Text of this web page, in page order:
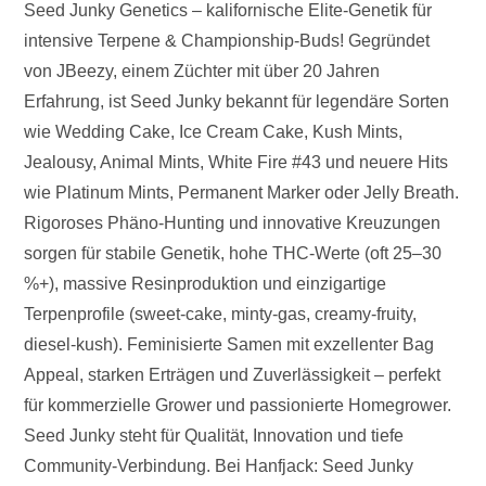
Seed Junky Genetics – kalifornische Elite-Genetik für
intensive Terpene & Championship-Buds! Gegründet
von JBeezy, einem Züchter mit über 20 Jahren
Erfahrung, ist Seed Junky bekannt für legendäre Sorten
wie Wedding Cake, Ice Cream Cake, Kush Mints,
Jealousy, Animal Mints, White Fire #43 und neuere Hits
wie Platinum Mints, Permanent Marker oder Jelly Breath.
Rigoroses Phäno-Hunting und innovative Kreuzungen
sorgen für stabile Genetik, hohe THC-Werte (oft 25–30
%+), massive Resinproduktion und einzigartige
Terpenprofile (sweet-cake, minty-gas, creamy-fruity,
diesel-kush). Feminisierte Samen mit exzellenter Bag
Appeal, starken Erträgen und Zuverlässigkeit – perfekt
für kommerzielle Grower und passionierte Homegrower.
Seed Junky steht für Qualität, Innovation und tiefe
Community-Verbindung. Bei Hanfjack: Seed Junky